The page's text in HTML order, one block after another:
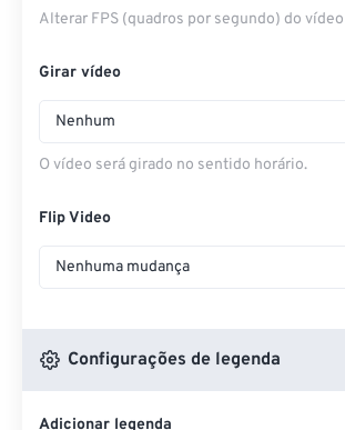
Alterar FPS (quadros por segundo) do vídeo
Girar vídeo
Nenhum
O vídeo será girado no sentido horário.
Flip Video
Nenhuma mudança
Configurações de legenda
Adicionar legenda